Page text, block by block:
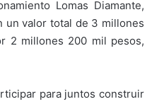
Lomas Diamante,
un valor total de 3 millones
2 millones 200 mil pesos,
para juntos construir